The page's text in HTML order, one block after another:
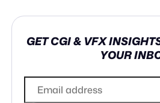
GET CGI & VFX
YOUR